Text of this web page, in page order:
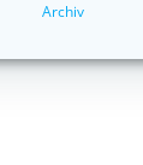
Archiv